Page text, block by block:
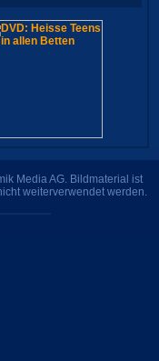
Media AG. Bildmaterial ist
weiterverwendet werden.